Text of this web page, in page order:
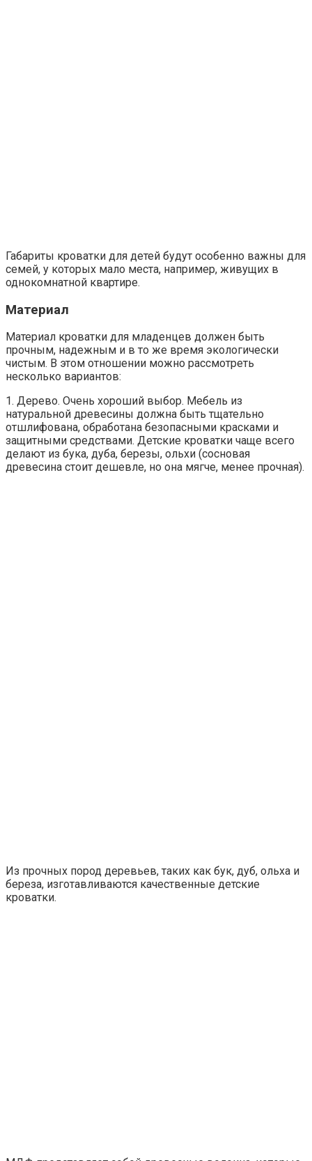
Габариты кроватки для детей будут особенно важны для
семей, у которых мало места, например, живущих в
однокомнатной квартире.
Материал
Материал кроватки для младенцев должен быть
прочным, надежным и в то же время экологически
чистым. В этом отношении можно рассмотреть
несколько вариантов:
1. Дерево. Очень хороший выбор. Мебель из
натуральной древесины должна быть тщательно
отшлифована, обработана безопасными красками и
защитными средствами. Детские кроватки чаще всего
делают из бука, дуба, березы, ольхи (сосновая
древесина стоит дешевле, но она мягче, менее прочная).
Из прочных пород деревьев, таких как бук, дуб, ольха и
береза, изготавливаются качественные детские
кроватки.